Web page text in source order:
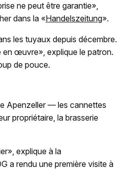
ne peut être garantie»,
dans la «Handelszeitung».
les tuyaux depuis décembre.
en œuvre», explique le patron.
de pouce.
Apenzeller — les cannettes
propriétaire, la brasserie
explique à la
a rendu une première visite à